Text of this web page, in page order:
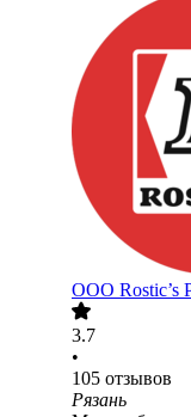
ООО Rostic’s
3.7
•
105 отзывов
Рязань